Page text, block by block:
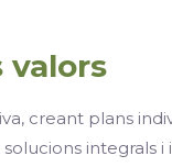
valors
creant plans
integrals i